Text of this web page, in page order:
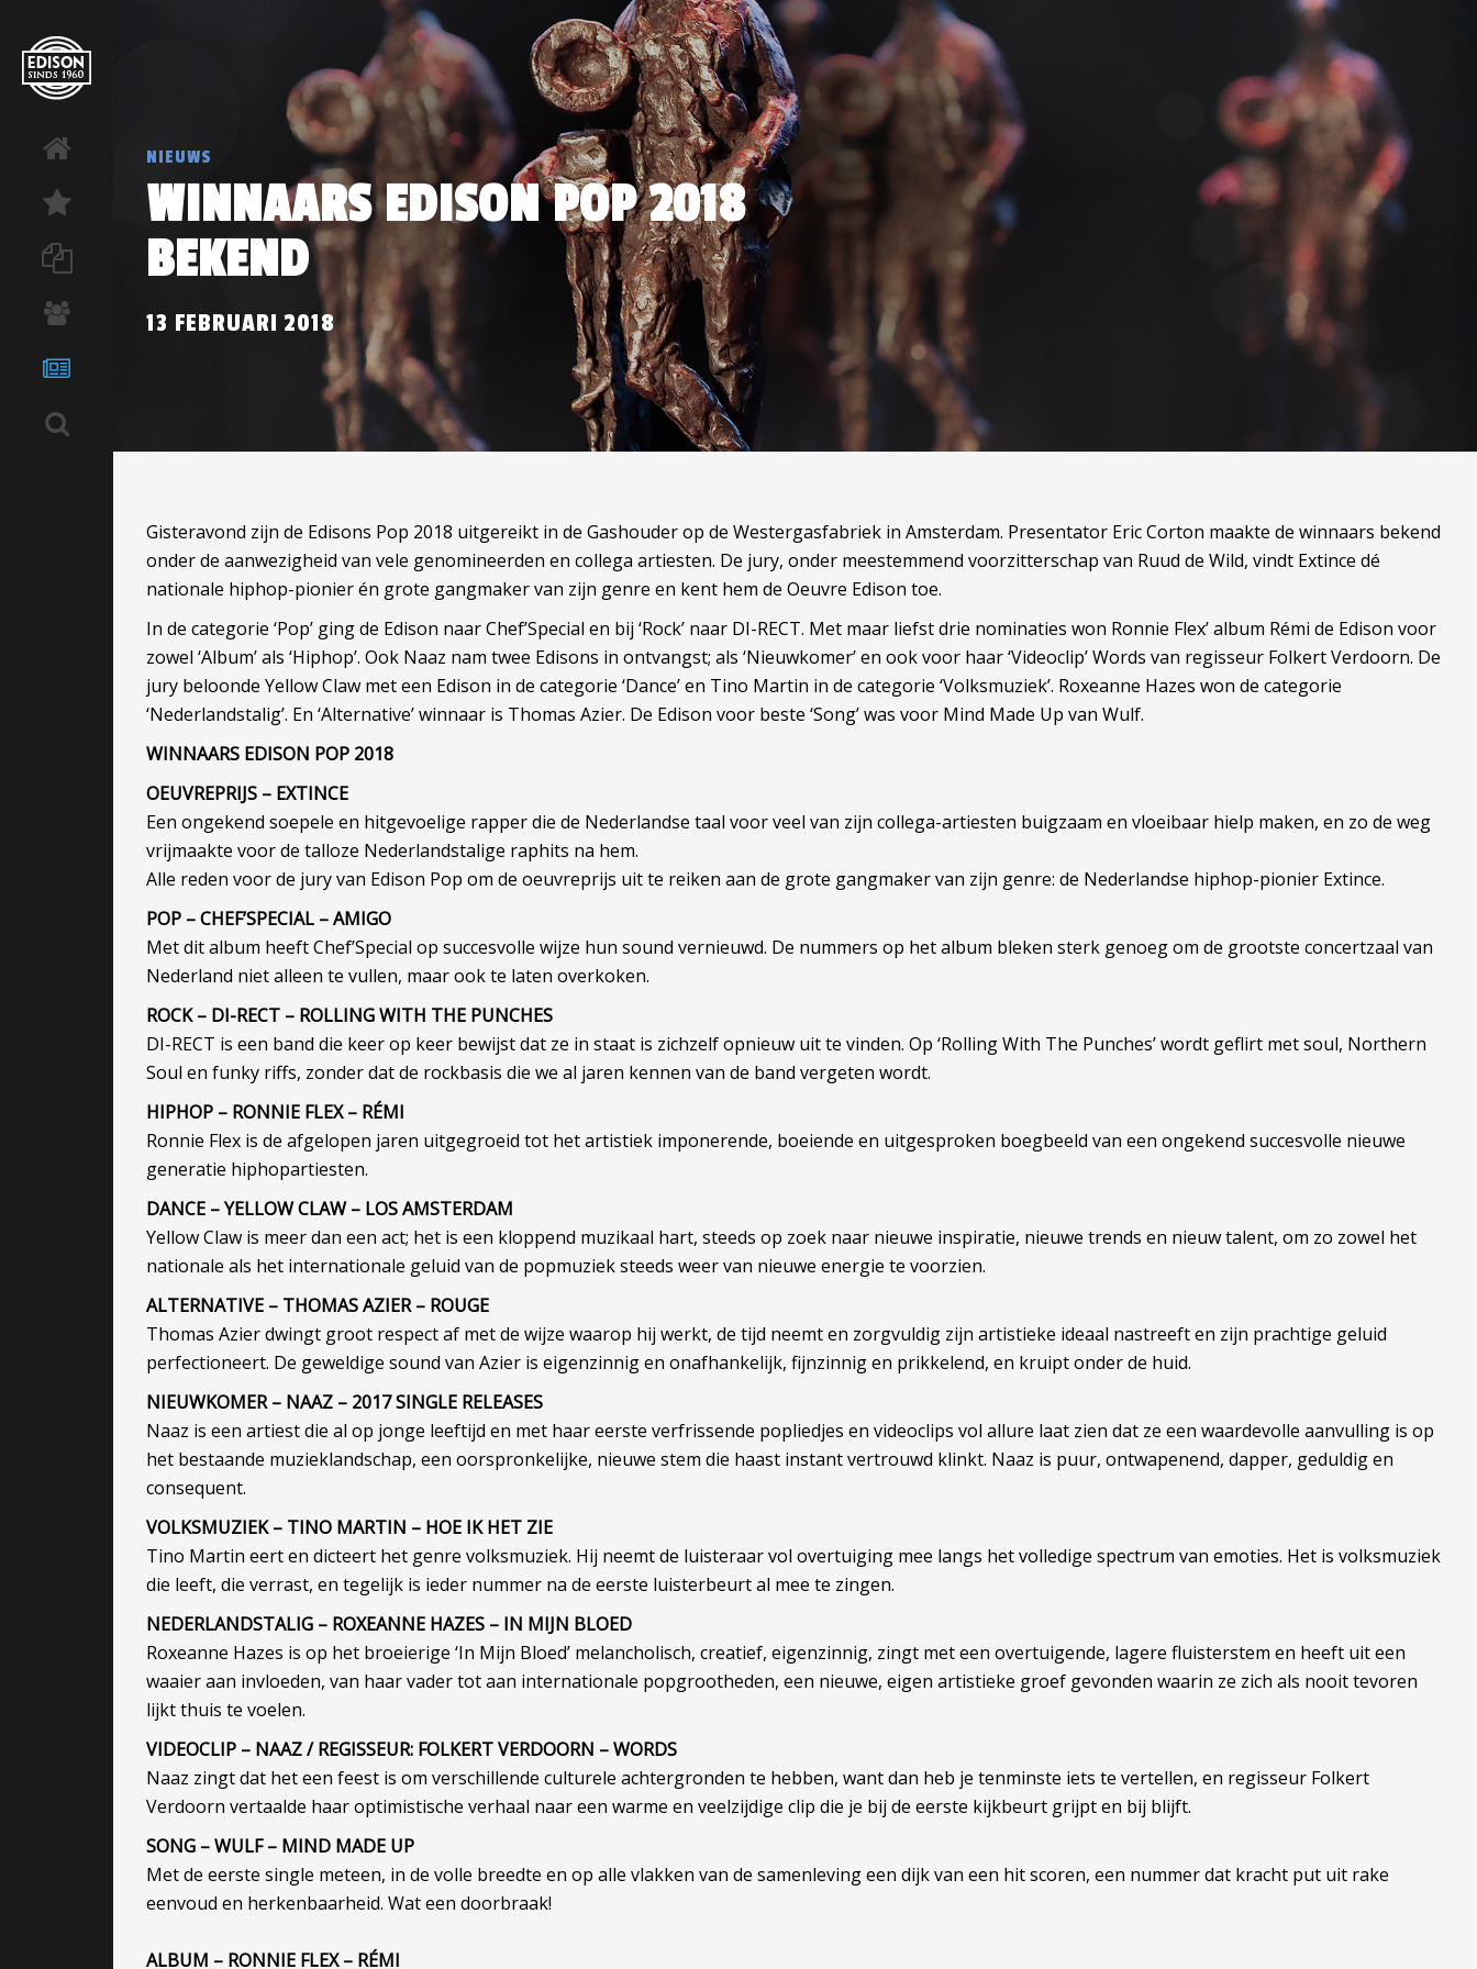
NIEUWS
WINNAARS EDISON POP 2018
BEKEND
13 FEBRUARI 2018
Gisteravond zijn de Edisons Pop 2018 uitgereikt in de Gashouder op de Westergasfabriek in Amsterdam. Presentator Eric Corton maakte de winnaars bekend
onder de aanwezigheid van vele genomineerden en collega artiesten. De jury, onder meestemmend voorzitterschap van Ruud de Wild, vindt Extince dé
nationale hiphop-pionier én grote gangmaker van zijn genre en kent hem de Oeuvre Edison toe.
In de categorie ‘Pop’ ging de Edison naar Chef’Special en bij ‘Rock’ naar DI-RECT. Met maar liefst drie nominaties won Ronnie Flex’ album Rémi de Edison voor
zowel ‘Album’ als ‘Hiphop’. Ook Naaz nam twee Edisons in ontvangst; als ‘Nieuwkomer’ en ook voor haar ‘Videoclip’ Words van regisseur Folkert Verdoorn. De
jury beloonde Yellow Claw met een Edison in de categorie ‘Dance’ en Tino Martin in de categorie ‘Volksmuziek’. Roxeanne Hazes won de categorie
‘Nederlandstalig’. En ‘Alternative’ winnaar is Thomas Azier. De Edison voor beste ‘Song’ was voor Mind Made Up van Wulf.
WINNAARS EDISON POP 2018
OEUVREPRIJS – EXTINCE
Een ongekend soepele en hitgevoelige rapper die de Nederlandse taal voor veel van zijn collega-artiesten buigzaam en vloeibaar hielp maken, en zo de weg
vrijmaakte voor de talloze Nederlandstalige raphits na hem.
Alle reden voor de jury van Edison Pop om de oeuvreprijs uit te reiken aan de grote gangmaker van zijn genre: de Nederlandse hiphop-pionier Extince.
POP – CHEF’SPECIAL – AMIGO
Met dit album heeft Chef’Special op succesvolle wijze hun sound vernieuwd. De nummers op het album bleken sterk genoeg om de grootste concertzaal van
Nederland niet alleen te vullen, maar ook te laten overkoken.
ROCK – DI-RECT – ROLLING WITH THE PUNCHES
DI-RECT is een band die keer op keer bewijst dat ze in staat is zichzelf opnieuw uit te vinden. Op ‘Rolling With The Punches’ wordt geflirt met soul, Northern
Soul en funky riffs, zonder dat de rockbasis die we al jaren kennen van de band vergeten wordt.
HIPHOP – RONNIE FLEX – RÉMI
Ronnie Flex is de afgelopen jaren uitgegroeid tot het artistiek imponerende, boeiende en uitgesproken boegbeeld van een ongekend succesvolle nieuwe
generatie hiphopartiesten.
DANCE – YELLOW CLAW – LOS AMSTERDAM
Yellow Claw is meer dan een act; het is een kloppend muzikaal hart, steeds op zoek naar nieuwe inspiratie, nieuwe trends en nieuw talent, om zo zowel het
nationale als het internationale geluid van de popmuziek steeds weer van nieuwe energie te voorzien.
ALTERNATIVE – THOMAS AZIER – ROUGE
Thomas Azier dwingt groot respect af met de wijze waarop hij werkt, de tijd neemt en zorgvuldig zijn artistieke ideaal nastreeft en zijn prachtige geluid
perfectioneert. De geweldige sound van Azier is eigenzinnig en onafhankelijk, fijnzinnig en prikkelend, en kruipt onder de huid.
NIEUWKOMER – NAAZ – 2017 SINGLE RELEASES
Naaz is een artiest die al op jonge leeftijd en met haar eerste verfrissende popliedjes en videoclips vol allure laat zien dat ze een waardevolle aanvulling is op
het bestaande muzieklandschap, een oorspronkelijke, nieuwe stem die haast instant vertrouwd klinkt. Naaz is puur, ontwapenend, dapper, geduldig en
consequent.
VOLKSMUZIEK – TINO MARTIN – HOE IK HET ZIE
Tino Martin eert en dicteert het genre volksmuziek. Hij neemt de luisteraar vol overtuiging mee langs het volledige spectrum van emoties. Het is volksmuziek
die leeft, die verrast, en tegelijk is ieder nummer na de eerste luisterbeurt al mee te zingen.
NEDERLANDSTALIG – ROXEANNE HAZES – IN MIJN BLOED
Roxeanne Hazes is op het broeierige ‘In Mijn Bloed’ melancholisch, creatief, eigenzinnig, zingt met een overtuigende, lagere fluisterstem en heeft uit een
waaier aan invloeden, van haar vader tot aan internationale popgrootheden, een nieuwe, eigen artistieke groef gevonden waarin ze zich als nooit tevoren
lijkt thuis te voelen.
VIDEOCLIP – NAAZ / REGISSEUR: FOLKERT VERDOORN – WORDS
Naaz zingt dat het een feest is om verschillende culturele achtergronden te hebben, want dan heb je tenminste iets te vertellen, en regisseur Folkert
Verdoorn vertaalde haar optimistische verhaal naar een warme en veelzijdige clip die je bij de eerste kijkbeurt grijpt en bij blijft.
SONG – WULF – MIND MADE UP
Met de eerste single meteen, in de volle breedte en op alle vlakken van de samenleving een dijk van een hit scoren, een nummer dat kracht put uit rake
eenvoud en herkenbaarheid. Wat een doorbraak!
ALBUM – RONNIE FLEX – RÉMI